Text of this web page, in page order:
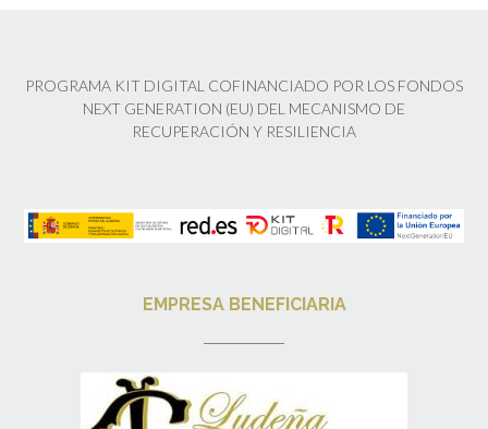
PROGRAMA KIT DIGITAL COFINANCIADO POR LOS FONDOS
NEXT GENERATION (EU) DEL MECANISMO DE
RECUPERACIÓN Y RESILIENCIA
EMPRESA BENEFICIARIA